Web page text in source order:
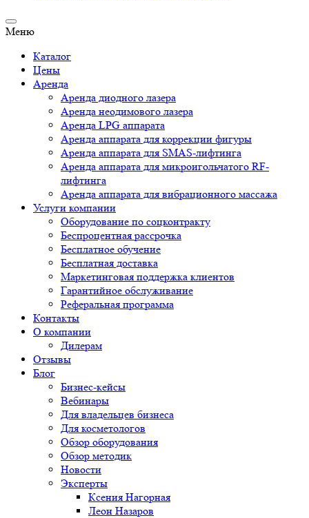
Меню
Каталог
Цены
Аренда
Аренда диодного лазера
Аренда неодимового лазера
Аренда LPG аппарата
Аренда аппарата для коррекции фигуры
Аренда аппарата для SMAS-лифтинга
Аренда аппарата для микроигольчатого RF-
лифтинга
Аренда аппарата для вибрационного массажа
Услуги компании
Оборудование по соцконтракту
Беспроцентная рассрочка
Бесплатное обучение
Бесплатная доставка
Маркетинговая поддержка клиентов
Гарантийное обслуживание
Реферальная программа
Контакты
О компании
Дилерам
Отзывы
Блог
Бизнес-кейсы
Вебинары
Для владельцев бизнеса
Для косметологов
Обзор оборудования
Обзор методик
Новости
Эксперты
Ксения Нагорная
Леон Назаров